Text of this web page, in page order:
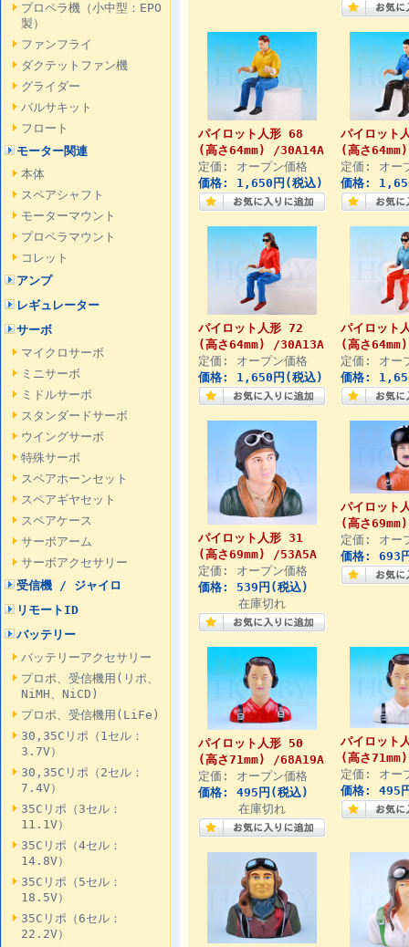
プロペラ機（小中型：EPO
製）
ファンフライ
ダクテットファン機
グライダー
バルサキット
フロート
モーター関連
本体
スペアシャフト
モーターマウント
プロペラマウント
コレット
アンプ
レギュレーター
サーボ
マイクロサーボ
ミニサーボ
ミドルサーボ
スタンダードサーボ
ウイングサーボ
特殊サーボ
スペアホーンセット
スペアギヤセット
スペアケース
サーボアーム
サーボアクセサリー
受信機 / ジャイロ
リモートID
バッテリー
バッテリーアクセサリー
プロポ、受信機用(リポ、
NiMH、NiCD)
プロポ、受信機用(LiFe)
30,35Cリポ（1セル：
3.7V）
30,35Cリポ（2セル：
7.4V）
35Cリポ（3セル：
11.1V）
35Cリポ（4セル：
14.8V）
35Cリポ（5セル：
18.5V）
35Cリポ（6セル：
22.2V）
パイロット人形 68
(高さ64mm) /30A14A
定価: オープン価格
価格: 1,650円(税込)
パイロット
(高さ
定価: オー
価格:
パイロット人形 72
(高さ64mm) /30A13A
定価: オープン価格
価格: 1,650円(税込)
パイロット
(高さ
定価: オー
価格:
パイロット人形 31
(高さ69mm) /53A5A
定価: オープン価格
価格: 539円(税込)
在庫切れ
パイロット
(高さ
定価: オー
価格: 693
パイロット人形 50
(高さ71mm) /68A19A
定価: オープン価格
価格: 495円(税込)
在庫切れ
パイロット
(高さ
定価: オー
価格: 495